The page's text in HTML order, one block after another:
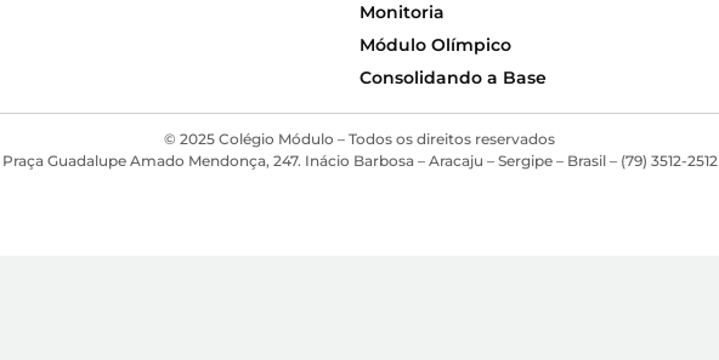
Monitoria
Módulo Olímpico
Consolidando a Base
© 2025 Colégio Módulo – Todos os direitos reservados
Praça Guadalupe Amado Mendonça, 247. Inácio Barbosa – Aracaju – Sergipe – Brasil – (79) 3512-2512